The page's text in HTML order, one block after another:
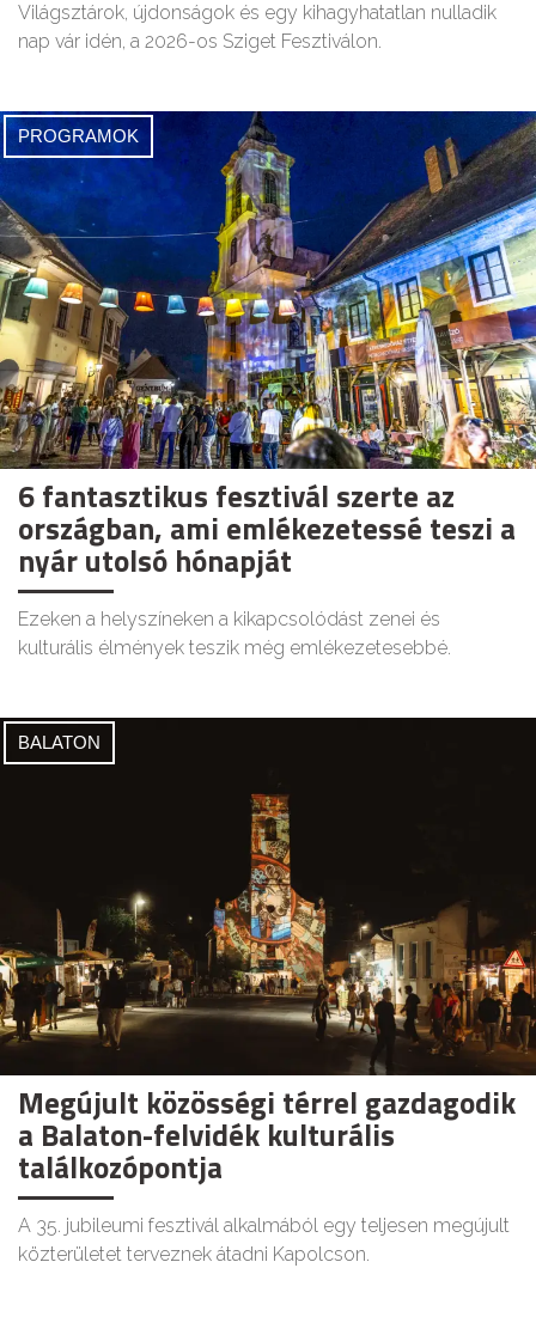
Világsztárok, újdonságok és egy kihagyhatatlan nulladik
nap vár idén, a 2026-os Sziget Fesztiválon.
PROGRAMOK
6 fantasztikus fesztivál szerte az
országban, ami emlékezetessé teszi a
nyár utolsó hónapját
Ezeken a helyszíneken a kikapcsolódást zenei és
kulturális élmények teszik még emlékezetesebbé.
BALATON
Megújult közösségi térrel gazdagodik
a Balaton-felvidék kulturális
találkozópontja
A 35. jubileumi fesztivál alkalmából egy teljesen megújult
közterületet terveznek átadni Kapolcson.